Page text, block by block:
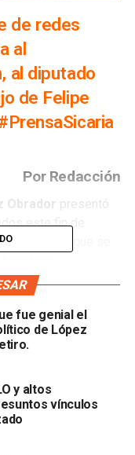
de redes
al
al diputado
de Felipe
Por Redacción
Obrador presentó
este fin de
la prensa que se
la Unidad de
y Vinculación
y Protección
de las cuentas que
reales,
pagadas.
a cuentas
fue genial el
de López
y altos
vínculos